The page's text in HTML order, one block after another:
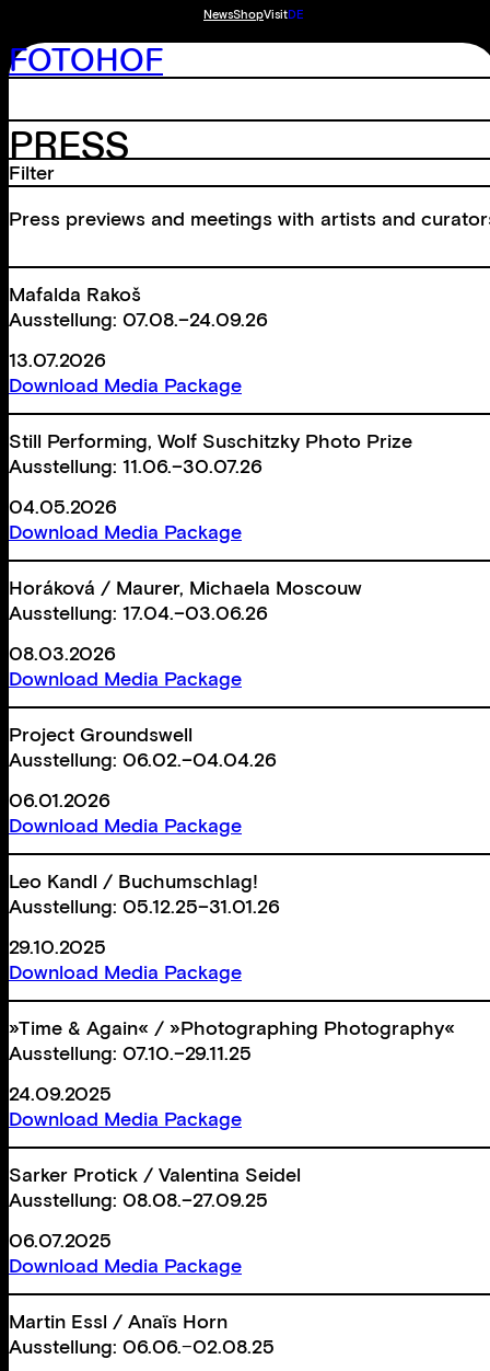
NewsShopVisitDE
FOTOHOF
PRESS
Filter
Press previews and meetings with artists and
Mafalda Rakoš
Ausstellung: 07.08.–24.09.26
13.07.2026
Download Media Package
Still Performing, Wolf Suschitzky Photo Prize
Ausstellung: 11.06.–30.07.26
04.05.2026
Download Media Package
Horáková / Maurer, Michaela Moscouw
Ausstellung: 17.04.–03.06.26
08.03.2026
Download Media Package
Project Groundswell
Ausstellung: 06.02.–04.04.26
06.01.2026
Download Media Package
Leo Kandl / Buchumschlag!
Ausstellung: 05.12.25–31.01.26
29.10.2025
Download Media Package
»Time & Again« / »Photographing Photography«
Ausstellung: 07.10.–29.11.25
24.09.2025
Download Media Package
Sarker Protick / Valentina Seidel
Ausstellung: 08.08.–27.09.25
06.07.2025
Download Media Package
Martin Essl / Anaïs Horn
Ausstellung: 06.06.−02.08.25